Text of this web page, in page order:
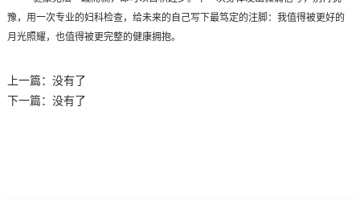
豫，用一次专业的妇科检查，给未来的自己写下最笃定的注脚：我值得被更好的
月光照耀，也值得被更完整的健康拥抱。
上一篇：没有了
下一篇：没有了